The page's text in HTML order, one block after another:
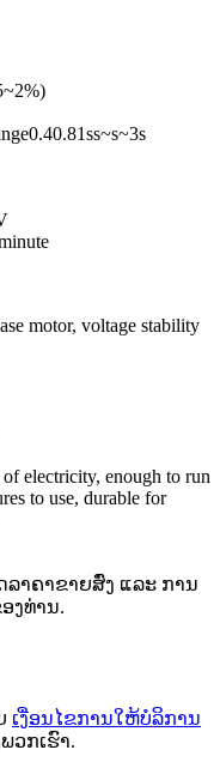
~2%)
0.40.81ss~s~3s
motor, voltage stability
of electricity, enough to run
to use, durable for
າຄາຂາຍສົ່ງ ແລະ ການ
ງທ່ານ.
ເງື່ອນໄຂການໃຫ້ບໍລິການ
ວກເຮົາ.